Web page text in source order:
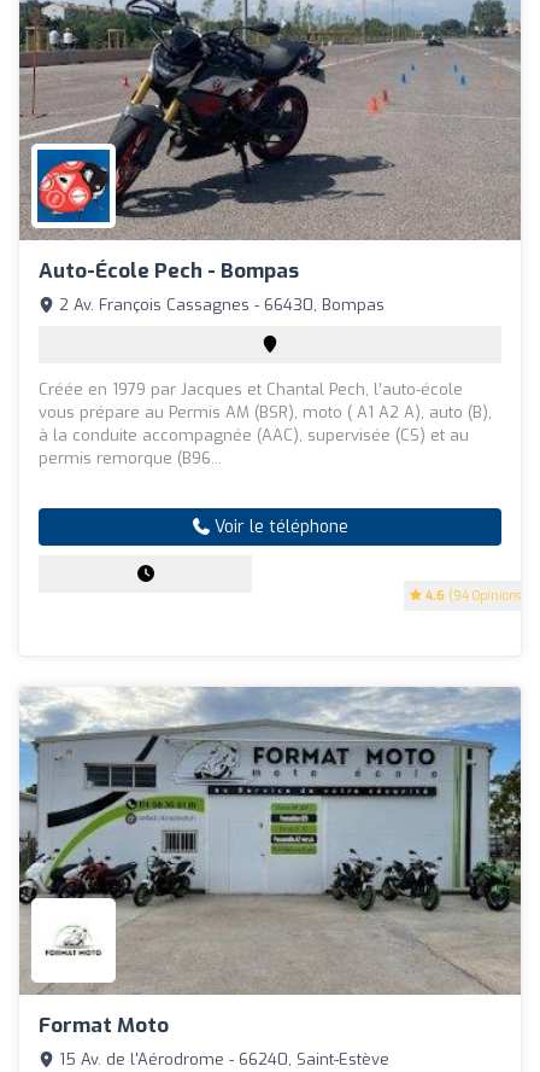
Auto-École Pech - Bompas
4.6 (94 Opinions)
2 Av. François Cassagnes - 66430, Bompas
Créée en 1979 par Jacques et Chantal Pech, l’auto-école
vous prépare au Permis AM (BSR), moto ( A1 A2 A), auto (B),
à la conduite accompagnée (AAC), supervisée (CS) et au
permis remorque (B96...
Voir le téléphone
Format Moto
15 Av. de l'Aérodrome - 66240, Saint-Estève